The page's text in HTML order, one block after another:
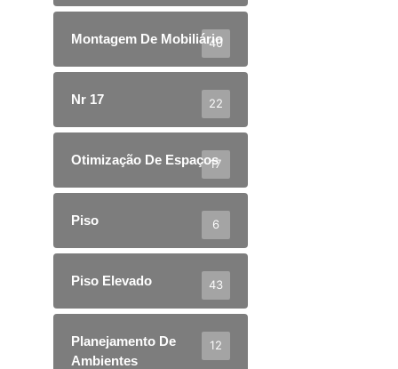
Montagem De Mobiliário
40
Nr 17 22
Otimização De Espaços
17
Piso 6
Piso Elevado 43
Planejamento De
Ambientes
12